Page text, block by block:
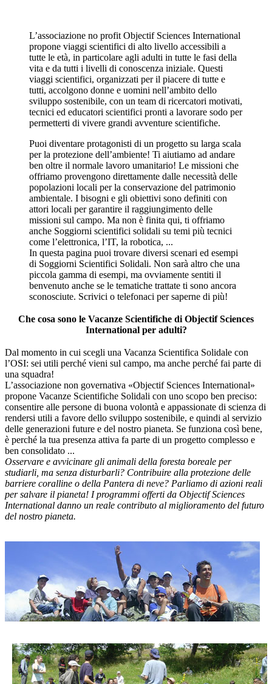
L’associazione no profit Objectif Sciences International
propone viaggi scientifici di alto livello accessibili a
tutte le età, in particolare agli adulti in tutte le fasi della
vita e da tutti i livelli di conoscenza iniziale. Questi
viaggi scientifici, organizzati per il piacere di tutte e
tutti, accolgono donne e uomini nell’ambito dello
sviluppo sostenibile, con un team di ricercatori motivati,
tecnici ed educatori scientifici pronti a lavorare sodo per
permetterti di vivere grandi avventure scientifiche.
Puoi diventare protagonisti di un progetto su larga scala
per la protezione dell’ambiente! Ti aiutiamo ad andare
ben oltre il normale lavoro umanitario! Le missioni che
offriamo provengono direttamente dalle necessità delle
popolazioni locali per la conservazione del patrimonio
ambientale. I bisogni e gli obiettivi sono definiti con
attori locali per garantire il raggiungimento delle
missioni sul campo. Ma non è finita qui, ti offriamo
anche Soggiorni scientifici solidali su temi più tecnici
come l’elettronica, l’IT, la robotica, ...
In questa pagina puoi trovare diversi scenari ed esempi
di Soggiorni Scientifici Solidali. Non sarà altro che una
piccola gamma di esempi, ma ovviamente sentiti il
benvenuto anche se le tematiche trattate ti sono ancora
sconosciute. Scrivici o telefonaci per saperne di più!
Che cosa sono le Vacanze Scientifiche di Objectif Sciences
International per adulti?
Dal momento in cui scegli una Vacanza Scientifica Solidale con
l’OSI: sei utili perché vieni sul campo, ma anche perché fai parte di
una squadra!
L’associazione non governativa «Objectif Sciences International»
propone Vacanze Scientifiche Solidali con uno scopo ben preciso:
consentire alle persone di buona volontà e appassionate di scienza di
rendersi utili a favore dello sviluppo sostenibile, e quindi al servizio
delle generazioni future e del nostro pianeta. Se funziona così bene,
è perché la tua presenza attiva fa parte di un progetto complesso e
ben consolidato ...
Osservare e avvicinare gli animali della foresta boreale per
studiarli, ma senza disturbarli? Contribuire alla protezione delle
barriere coralline o della Pantera di neve? Parliamo di azioni reali
per salvare il pianeta! I programmi offerti da Objectif Sciences
International danno un reale contributo al miglioramento del futuro
del nostro pianeta.